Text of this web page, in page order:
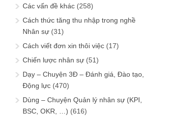
Các vấn đề khác (258)
Cách thức tăng thu nhập trong nghề
Nhân sự (31)
Cách viết đơn xin thôi việc (17)
Chiến lược nhân sự (51)
Dạy – Chuyện 3Đ – Đánh giá, Đào tạo,
Động lực (470)
Dùng – Chuyện Quản lý nhân sự (KPI,
BSC, OKR, …) (616)